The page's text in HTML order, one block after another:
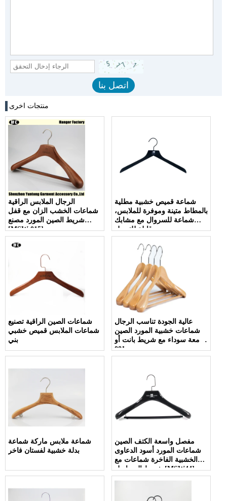
منتجات اخرى
الرجال الملابس الراقية
شماعات الخشب الزان مع قفل
شريط الصين المورد مصنع
[MSW 015]
شماعة قميص خشبية مطلية
بالمطاط متينة وموفرة للملابس،
شماعة للسروال مع مشابك
قابلة للتعديل
شماعات الصين الراقية تصنيع
شماعات الملابس قميص خشبي
بني
عالية الجودة تناسب الرجال
شماعات خشبية المورد الصين
لامعة سوداء مع شريط بانت أو
001
شماعة ملابس ماركة شماعة
بدلة خشبية لفستان فاخر
مفصل واسعة الكتف الصين
شماعات المورد أسود الدعاوى
الخشبية الفاخرة شماعات مع
شريط السراويل [MSW44]